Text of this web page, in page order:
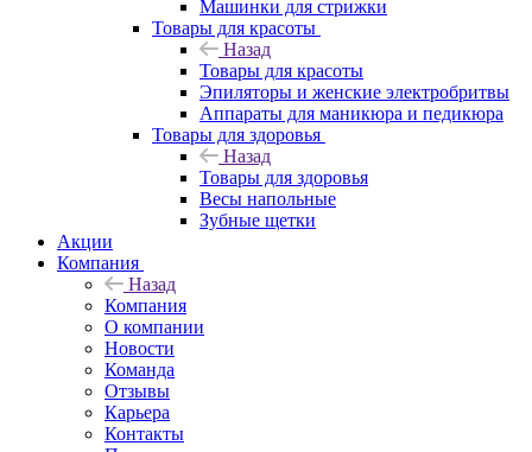
Машинки для стрижки
Товары для красоты
Назад
Товары для красоты
Эпиляторы и женские электробритвы
Аппараты для маникюра и педикюра
Товары для здоровья
Назад
Товары для здоровья
Весы напольные
Зубные щетки
Акции
Компания
Назад
Компания
О компании
Новости
Команда
Отзывы
Карьера
Контакты